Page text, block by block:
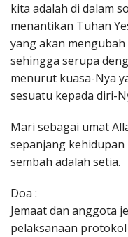
kita adalah di dalam
menantikan Tuhan
yang akan
sehingga serupa
menurut kuasa-Nya
sesuatu kepada diri-
Mari sebagai umat
sepanjang
sembah adalah setia.
Doa :
Jemaat dan anggota
pelaksanaan